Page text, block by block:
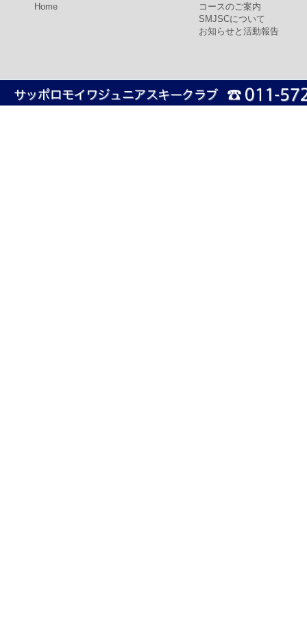
Home
コースのご案内
SMJSCについて
お知らせと活動報告